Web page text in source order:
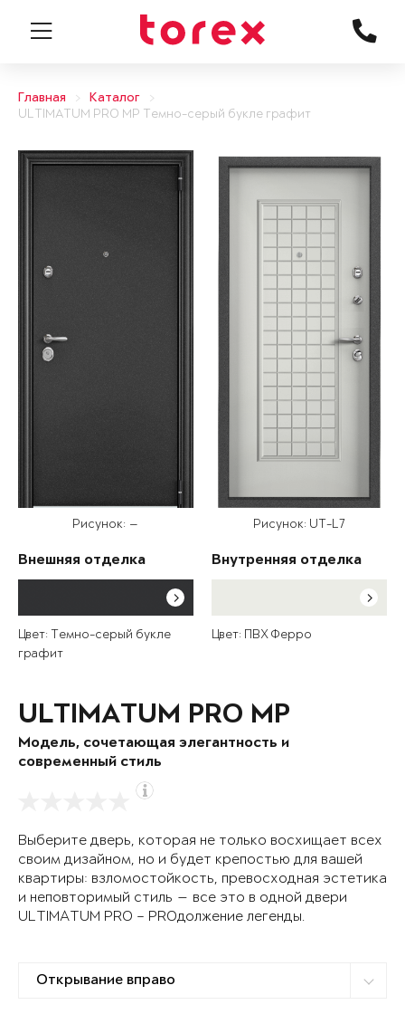
Главная
Каталог
ULTIMATUM PRO MP Темно-серый букле графит
Рисунок: —
Внешняя отделка
Цвет: Темно-серый букле
графит
Рисунок: UT-L7
Внутренняя отделка
Цвет: ПВХ Ферро
ULTIMATUM PRO MP
Модель, сочетающая элегантность и
современный стиль
Выберите дверь, которая не только восхищает всех
своим дизайном, но и будет крепостью для вашей
квартиры: взломостойкость, превосходная эстетика
и неповторимый стиль — все это в одной двери
ULTIMATUM PRO – PROдолжение легенды.